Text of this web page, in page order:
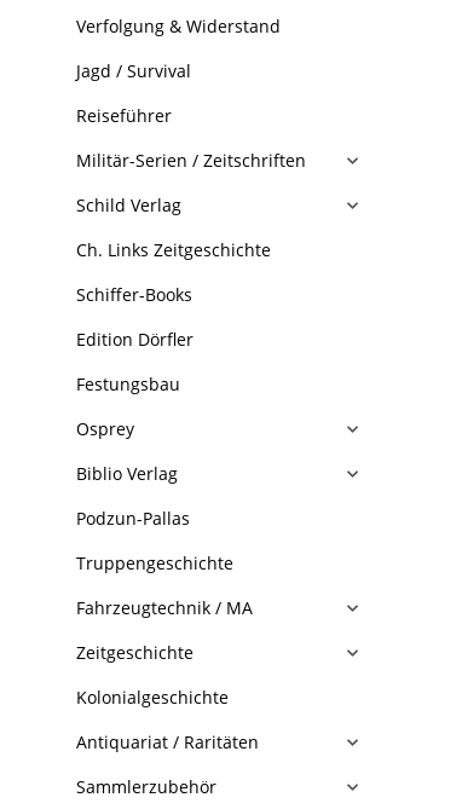
Verfolgung & Widerstand
Jagd / Survival
Reiseführer
Militär-Serien / Zeitschriften
Schild Verlag
Ch. Links Zeitgeschichte
Schiffer-Books
Edition Dörfler
Festungsbau
Osprey
Biblio Verlag
Podzun-Pallas
Truppengeschichte
Fahrzeugtechnik / MA
Zeitgeschichte
Kolonialgeschichte
Antiquariat / Raritäten
Sammlerzubehör